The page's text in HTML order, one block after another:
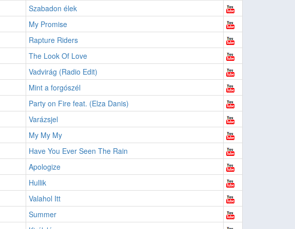
Szabadon élek
My Promise
Rapture Riders
The Look Of Love
Vadvirág (Radio Edit)
Mint a forgószél
Party on Fire feat. (Elza Danis)
Varázsjel
My My My
Have You Ever Seen The Rain
Apologize
Hullik
Valahol Itt
Summer